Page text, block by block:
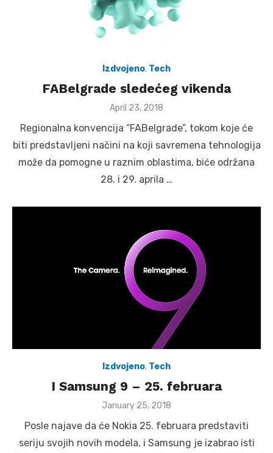
Izdvojeno, Tech
FABelgrade sledećeg vikenda
Posted
April 23, 2018
Regionalna konvencija “FABelgrade”, tokom koje će
biti predstavljeni načini na koji savremena tehnologija
može da pomogne u raznim oblastima, biće održana
28. i 29. aprila …
Izdvojeno, Tech
I Samsung 9 – 25. februara
Posted
January 25, 2018
Posle najave da će Nokia 25. februara predstaviti
seriju svojih novih modela, i Samsung je izabrao isti